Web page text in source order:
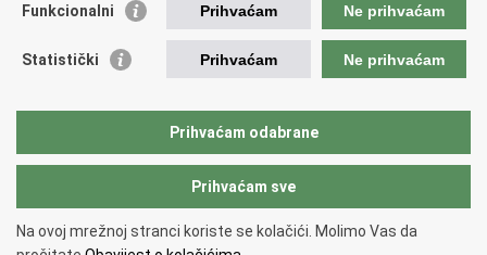
Vlada Republike Hrvatske
Registar neprofitnih organizacija
Nacionalna zaklada za razvoj civilnoga društva
Copyright © 2026 Ured za udruge.
Funkcionalni Prihvaćam Ne prihvaćam
Statistički Prihvaćam Ne prihvaćam
Prihvaćam odabrane
Prihvaćam sve
Na ovoj mrežnoj stranci koriste se kolačići. Molimo Vas da